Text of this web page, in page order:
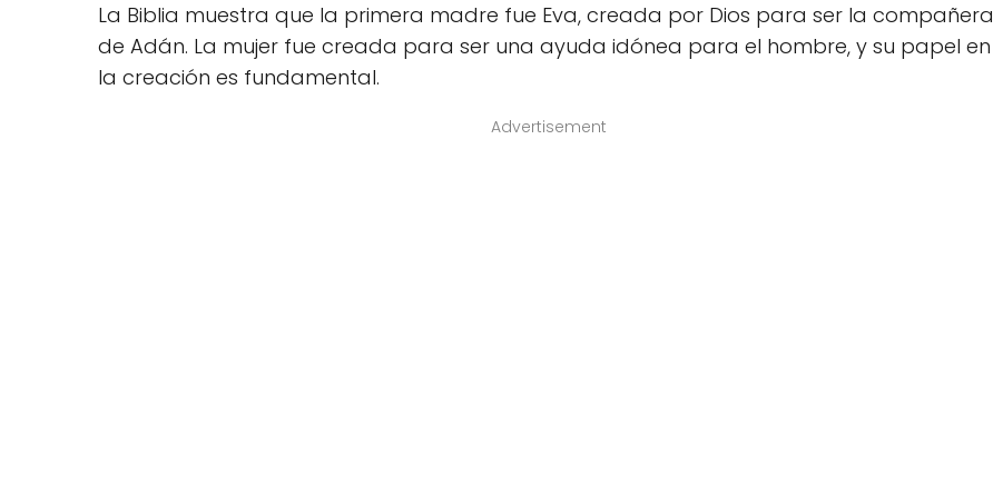
La Biblia muestra que la primera madre fue Eva, creada por Dios para ser la compañera
de Adán. La mujer fue creada para ser una ayuda idónea para el hombre, y su papel en
la creación es fundamental.
Advertisement